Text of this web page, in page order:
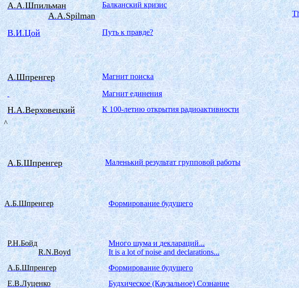
А.А.Шпильман
A.A.Spilman
Балканский кризис
В.И.Цой Путь к правде?
А.Шпренгер Магнит поиска
Магнит единения
Н.А.Верховецкий
К 100-летию открытия радиоактивности
^
А.Б.Шпренгер Маленький результат групповой работы
А.Б.Шпренгер Формирование будущего
Р.Н.Бойд
R.N.Boyd
Много шума и деклараций...
It is a lot of noise and declarations...
А.Б.Шпренгер
Формирование будущего
Е.В.Луценко
Будхическое(Каузальное) Сознание